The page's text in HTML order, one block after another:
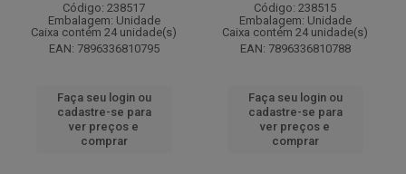
Código: 238517
Embalagem: Unidade
Caixa contém 24 unidade(s)
EAN: 7896336810795
Faça seu login ou
cadastre-se para
ver preços e
comprar
Código: 238515
Embalagem: Unidade
Caixa contém 24 unidade(s)
EAN: 7896336810788
Faça seu login ou
cadastre-se para
ver preços e
comprar